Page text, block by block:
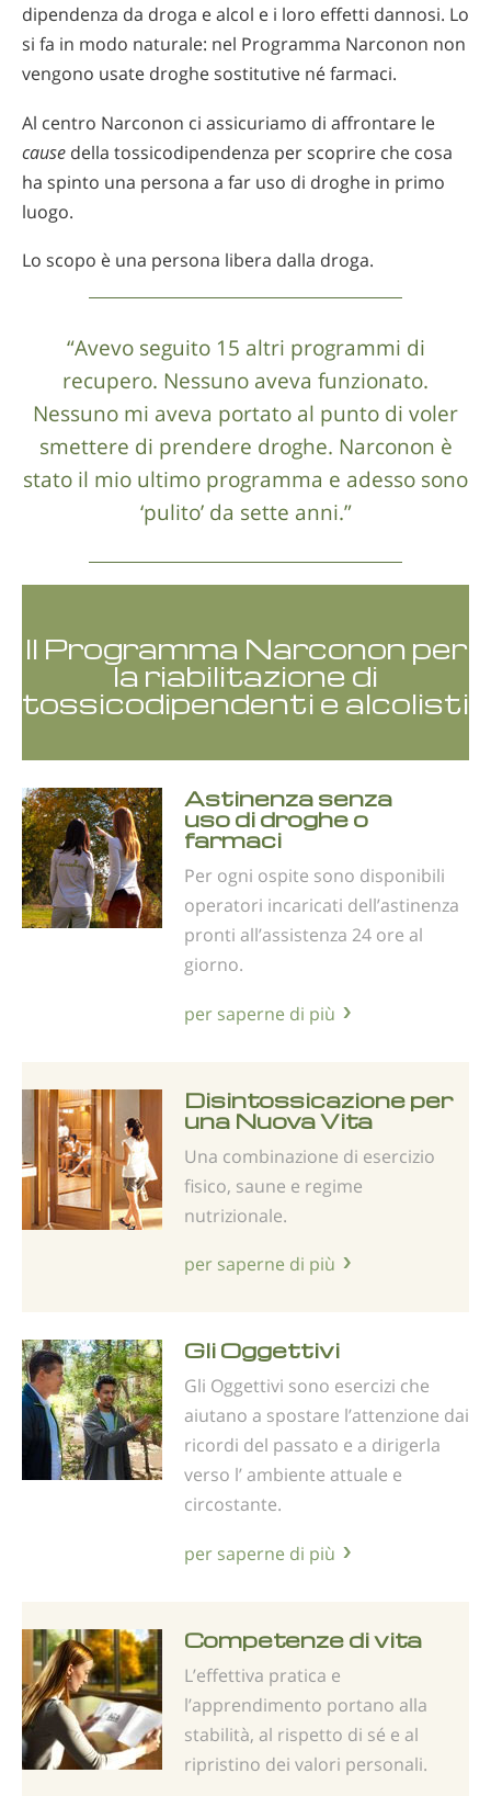
dipendenza da droga e alcol e i loro effetti dannosi. Lo
si fa in modo naturale: nel Programma Narconon non
vengono usate droghe sostitutive né farmaci.
Al centro Narconon ci assicuriamo di affrontare le
cause della tossicodipendenza per scoprire che cosa
ha spinto una persona a far uso di droghe in primo
luogo.
Lo scopo è una persona libera dalla droga.
“Avevo seguito 15 altri programmi di
recupero. Nessuno aveva funzionato.
Nessuno mi aveva portato al punto di voler
smettere di prendere droghe. Narconon è
stato il mio ultimo programma e adesso sono
‘pulito’ da sette anni.”
Il Programma Narconon per
la riabilitazione di
tossicodipendenti e alcolisti
Astinenza senza
uso di droghe o
farmaci
Per ogni ospite sono disponibili
operatori incaricati dell’astinenza
pronti all’assistenza 24 ore al
giorno.
per saperne di più
Disintossicazione per
una Nuova Vita
Una combinazione di esercizio
fisico, saune e regime
nutrizionale.
per saperne di più
Gli Oggettivi
Gli Oggettivi sono esercizi che
aiutano a spostare l’attenzione dai
ricordi del passato e a dirigerla
verso l’ ambiente attuale e
circostante.
per saperne di più
Competenze di vita
L’effettiva pratica e
l’apprendimento portano alla
stabilità, al rispetto di sé e al
ripristino dei valori personali.